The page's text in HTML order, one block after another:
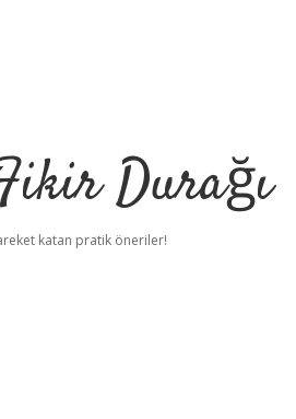
Durağı
katan pratik öneriler!